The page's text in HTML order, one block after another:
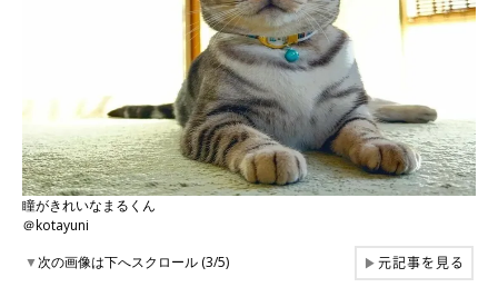
瞳がきれいなまるくん
＠kotayuni
▼次の画像は下へスクロール (3/5) ▶元記事を見る